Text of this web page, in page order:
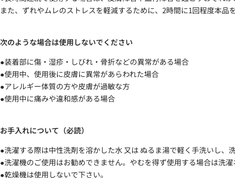
また、ずれやムレのストレスを軽減するために、2時間に1回程度本品
次のような場合は使用しないでください
●装着部に傷・湿疹・しびれ・骨折などの異常がある場合
●使用中、使用後に皮膚に異常があらわれた場合
●アレルギー体質の方や皮膚が過敏な方
●使用中に痛みや違和感がある場合
お手入れについて（必読）
●洗濯する際は中性洗剤を溶かした水 又は ぬるま湯で軽く手洗いし、
●洗濯機のご使用はお勧めできません。やむを得ず使用する場合は洗
●乾燥機は使用しないで下さい。